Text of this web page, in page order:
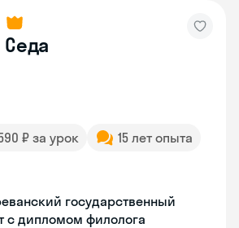
Седа
₽ за урок
15 лет опыта
государственный
с дипломом филолога